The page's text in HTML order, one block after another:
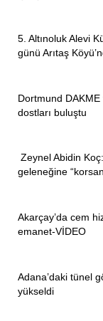
5. Altınoluk Alevi
günü Arıtaş
Dortmund
dostları buluştu
Zeynel Abidin
geleneğine
Akarçay’da cem
emanet-VİDEO
Adana’daki tünel
yükseldi